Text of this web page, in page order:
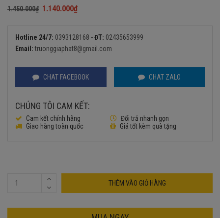
1.450.000₫
1.450.000₫.
1.140.000₫
Hotline 24/7: 0393128168 -ĐT: 02435653999
Email: truonggiaphat8@gmail.com
CHAT FACEBOOK CHAT ZALO
CHÚNG TÔI CAM KẾT:
Cam kết chính hãng
Đổi trả nhanh gọn
Giao hàng toàn quốc
Giá tốt kèm quà tặng
THÊM VÀO GIỎ HÀNG